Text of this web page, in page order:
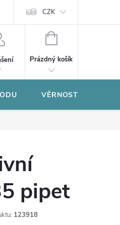
CZK
NÁKUPNÍ
Prázdný košík
VĚRNOSTNÍ
pipet
123918